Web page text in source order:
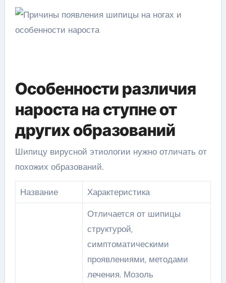
Особенности различия
нароста на ступне от
других образований
Шипицу вирусной этиологии нужно отличать от
похожих образований.
Название Характеристика
Отличается от шипицы
структурой,
симптоматическими
проявлениями, методами
лечения. Мозоль